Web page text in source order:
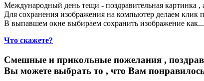
Международный день тещи - поздравительная картинка ,
Для сохранения изображения на компьютер делаем
В выпавшем окне выбираем сохранить изображение как...
Что скажете?
Смешные и прикольные пожелания ,
Вы можете выбрать то , что Вам